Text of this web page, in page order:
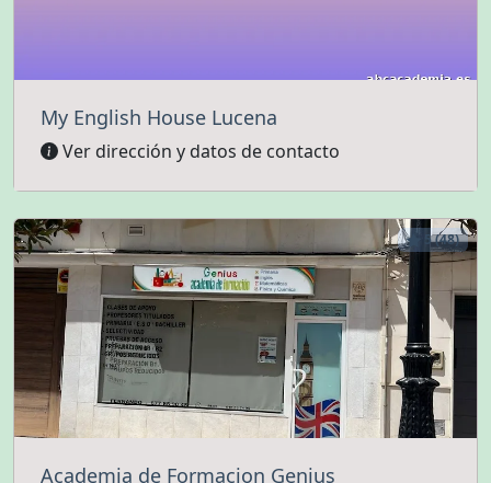
My English House Lucena
Ver dirección y datos de contacto
5 (48)
Academia de Formacion Genius